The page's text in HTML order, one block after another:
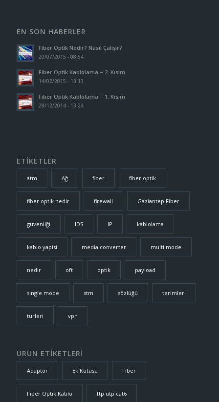
EN SON HABERLER
Fiber Optik Nedir? Nasıl Çalışır?
20/07/2015 - 08:54
Fiber Optik Kablolama – 2. Kısım
14/02/2015 - 13:13
Fiber Optik Kablolama – 1. Kısım
28/12/2014 - 13:24
ETİKETLER
atm Ağ fiber fiber optik
fiber optik nedir firewall Gaziantep Fiber
güvenliği IDS IP kablolama
kablo yapisi media converter multi mode
nedir oft optik payload
single mode stm sözlüğü terimleri
türleri vpn
ÜRÜN ETİKETLERİ
Adaptor Ek Kutusu Fiber
Fiber Optik Kablo ftp utp cat6